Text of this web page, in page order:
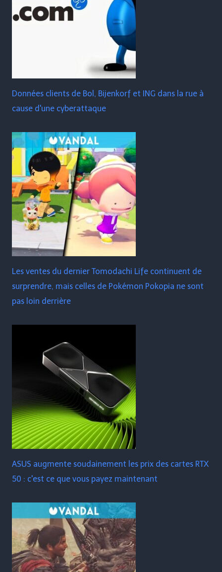
Données clients de Bol, Bijenkorf et ING dans la rue à
cause d'une cyberattaque
Les ventes du dernier Tomodachi Life continuent de
surprendre, mais celles de Pokémon Pokopia ne sont
pas loin derrière
ASUS augmente soudainement les prix des cartes RTX
50 : c'est ce que vous payez maintenant